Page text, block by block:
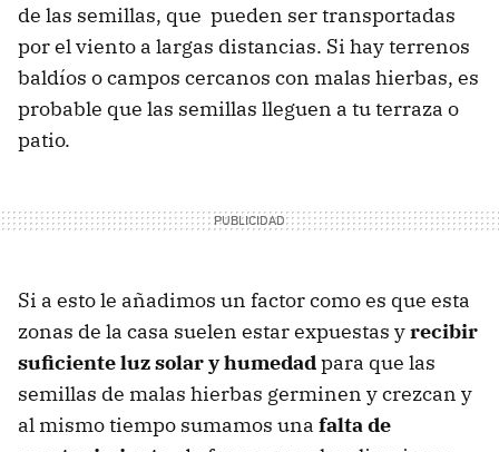
de las semillas, que pueden ser transportadas
por el viento a largas distancias. Si hay terrenos
baldíos o campos cercanos con malas hierbas, es
probable que las semillas lleguen a tu terraza o
patio.
Si a esto le añadimos un factor como es que esta
zonas de la casa suelen estar expuestas yrecibir
suficiente luz solar y humedadpara que las
semillas de malas hierbas germinen y crezcan y
al mismo tiempo sumamos una falta de